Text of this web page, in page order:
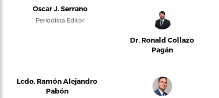
Oscar J. Serrano
Periodista Editor
Dr. Ronald Collazo
Pagán
Lcdo. Ramón Alejandro
Pabón